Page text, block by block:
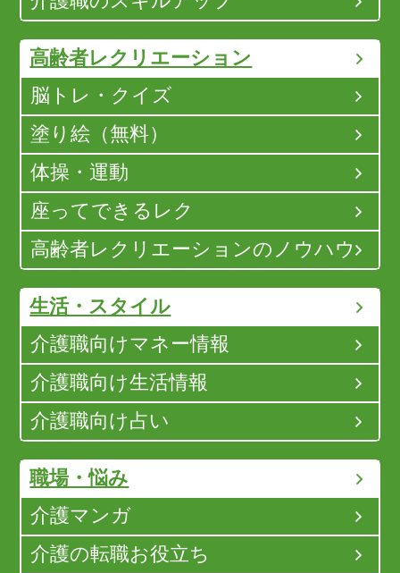
高齢者レクリエーション
脳トレ・クイズ
塗り絵（無料）
体操・運動
座ってできるレク
高齢者レクリエーションのノウハウ
生活・スタイル
介護職向けマネー情報
介護職向け生活情報
介護職向け占い
職場・悩み
介護マンガ
介護の転職お役立ち